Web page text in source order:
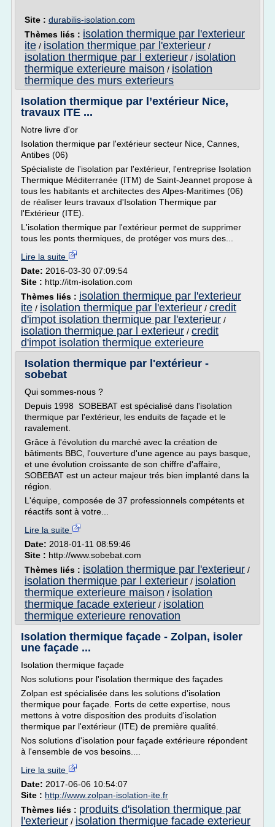
Site : durabilis-isolation.com
Thèmes liés : isolation thermique par l'exterieur
ite / isolation thermique par l'exterieur /
isolation thermique par l exterieur / isolation
thermique exterieure maison / isolation
thermique des murs exterieurs
Isolation thermique par l’extérieur Nice,
travaux ITE ...
Notre livre d'or
Isolation thermique par l'extérieur secteur Nice, Cannes,
Antibes (06)
Spécialiste de l'isolation par l'extérieur, l'entreprise Isolation
Thermique Méditerranée (ITM) de Saint-Jeannet propose à
tous les habitants et architectes des Alpes-Maritimes (06)
de réaliser leurs travaux d'Isolation Thermique par
l'Extérieur (ITE).
L'isolation thermique par l'extérieur permet de supprimer
tous les ponts thermiques, de protéger vos murs des...
Lire la suite
Date: 2016-03-30 07:09:54
Site : http://itm-isolation.com
Thèmes liés : isolation thermique par l'exterieur
ite / isolation thermique par l'exterieur / credit
d'impot isolation thermique par l'exterieur /
isolation thermique par l exterieur / credit
d'impot isolation thermique exterieure
Isolation thermique par l'extérieur -
sobebat
Qui sommes-nous ?
Depuis 1998 SOBEBAT est spécialisé dans l'isolation
thermique par l'extérieur, les enduits de façade et le
ravalement.
Grâce à l'évolution du marché avec la création de
bâtiments BBC, l'ouverture d'une agence au pays basque,
et une évolution croissante de son chiffre d'affaire,
SOBEBAT est un acteur majeur trés bien implanté dans la
région.
L'équipe, composée de 37 professionnels compétents et
réactifs sont à votre...
Lire la suite
Date: 2018-01-11 08:59:46
Site : http://www.sobebat.com
Thèmes liés : isolation thermique par l'exterieur /
isolation thermique par l exterieur / isolation
thermique exterieure maison / isolation
thermique facade exterieur / isolation
thermique exterieure renovation
Isolation thermique façade - Zolpan, isoler
une façade ...
Isolation thermique façade
Nos solutions pour l'isolation thermique des façades
Zolpan est spécialisée dans les solutions d'isolation
thermique pour façade. Forts de cette expertise, nous
mettons à votre disposition des produits d'isolation
thermique par l'extérieur (ITE) de première qualité.
Nos solutions d'isolation pour façade extérieure répondent
à l'ensemble de vos besoins....
Lire la suite
Date: 2017-06-06 10:54:07
Site : http://www.zolpan-isolation-ite.fr
Thèmes liés : produits d'isolation thermique par
l'exterieur / isolation thermique facade exterieur